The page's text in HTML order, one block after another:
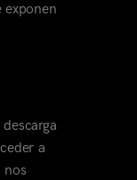
exponen
a
nos